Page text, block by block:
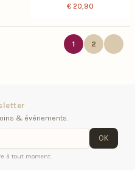
€ 20,90
1 2
& événements.
OK
à tout moment.